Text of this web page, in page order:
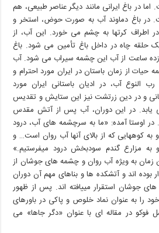
در باغ ایرانی مانند دیگر عناصر طبیعی، هم
در باغ دماوند آب به صورت حوض، استخر و
اطراف کرتها به چشم می خورد. این آب، از
حلقه چاه در داخل باغ تأمین می شود. باغ
ساعت از آب این چشمه سیراب می شود. آب
از زمان باستان در ایران مورد احترام و
النوع آب، در ادیان باستانی ایران مورد
و در دین زرتشت نیز این ستایش و تقدیس
یابد. در این دوران، آب پس از آتش مقدس
اوستا آمده: «ما به سرچشمه های آب، درود
کوههایی که از بالای آنها آب روان است… و
به مزارع گندم سودبخش درود میفرستیم.»
۱۳۸۹: ۱۰۰) در این زمان به ویژه آب روان و چشمه های جوشان از
بوده اند و آتشکده ها و بناهای مهم آن دوران
جوشان استقرار مییافته اند. پس از ظهور
را به عنوان نماد خلوص و پاکی در باورهای
در مقاله ای با عنوان «دگر جاها» می